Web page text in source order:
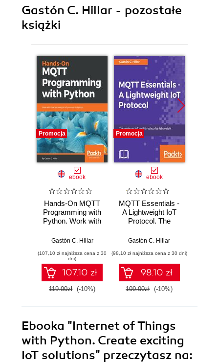
Gastón C. Hillar - pozostałe
książki
Promocja
ebook
Hands-On MQTT
Programming with
Python. Work with
protocol in Python
Gastón C. Hillar
(107,10 zł najniższa cena z 30
dni)
107.10 zł
119.00zł (-10%)
Promocja
ebook
MQTT Essentials -
A Lightweight IoT
Protocol. The
publish-subscribe
messaging
protocol
Gastón C. Hillar
(98,10 zł najniższa cena z 30 dni)
98.10 zł
109.00zł (-10%)
Ebooka "Internet of Things
with Python. Create exciting
IoT solutions" przeczytasz na: